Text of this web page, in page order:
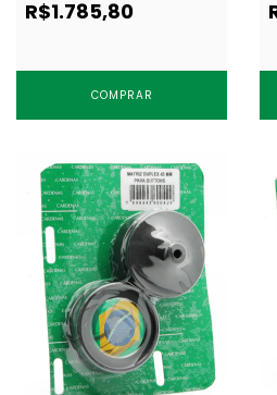
R$1.785,80
COMPRAR